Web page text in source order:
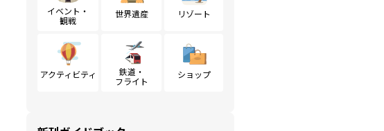
イベント・
観戦
世界遺産 リゾート
アクティビティ
鉄道・
フライト
ショップ